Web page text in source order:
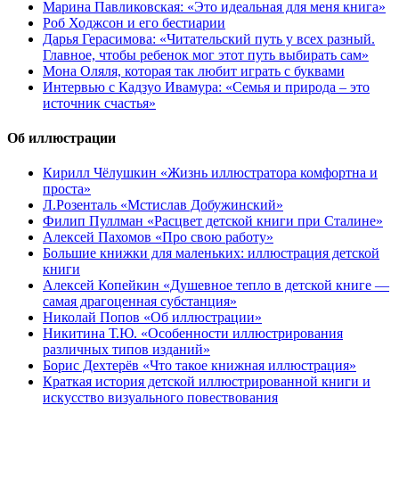
Марина Павликовская: «Это идеальная для меня книга»
Роб Ходжсон и его бестиарии
Дарья Герасимова: «Читательский путь у всех разный.
Главное, чтобы ребенок мог этот путь выбирать сам»
Мона Оляля, которая так любит играть с буквами
Интервью с Кадзуо Ивамура: «Семья и природа – это
источник счастья»
Об иллюстрации
Кирилл Чёлушкин «Жизнь иллюстратора комфортна и
проста»
Л.Розенталь «Мстислав Добужинский»
Филип Пуллман «Расцвет детской книги при Сталине»
Алексей Пахомов «Про свою работу»
Большие книжки для маленьких: иллюстрация детской
книги
Алексей Копейкин «Душевное тепло в детской книге —
самая драгоценная субстанция»
Николай Попов «Об иллюстрации»
Никитина Т.Ю. «Особенности иллюстрирования
различных типов изданий»
Борис Дехтерёв «Что такое книжная иллюстрация»
Краткая история детской иллюстрированной книги и
искусство визуального повествования